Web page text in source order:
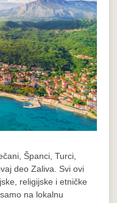
Španci, Turci,
deo Zaliva. Svi ovi
religijske i etničke
na lokalnu